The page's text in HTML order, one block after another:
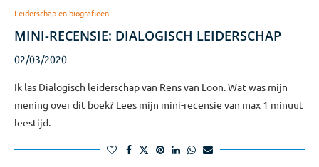
Leiderschap en biografieën
MINI-RECENSIE: DIALOGISCH LEIDERSCHAP
02/03/2020
Ik las Dialogisch leiderschap van Rens van Loon. Wat was mijn
mening over dit boek? Lees mijn mini-recensie van max 1 minuut
leestijd.